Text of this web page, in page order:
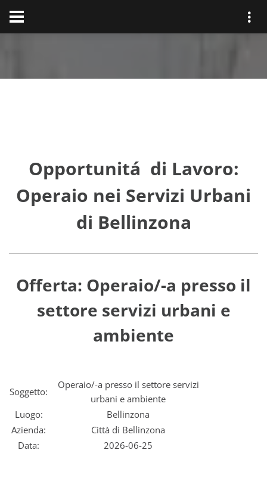
Opportunitá di Lavoro:
Operaio nei Servizi Urbani
di Bellinzona
Offerta: Operaio/-a presso il
settore servizi urbani e
ambiente
Soggetto:
Operaio/-a presso il settore servizi
urbani e ambiente
Luogo:
Bellinzona
Azienda:
Città di Bellinzona
Data:
2026-06-25